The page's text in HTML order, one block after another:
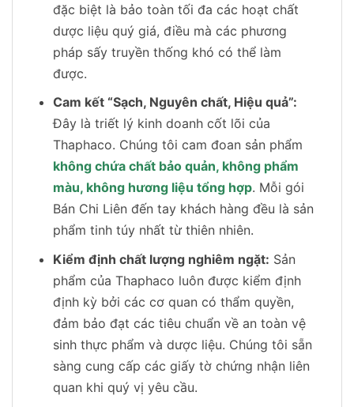
đặc biệt là bảo toàn tối đa các hoạt chất
dược liệu quý giá, điều mà các phương
pháp sấy truyền thống khó có thể làm
được.
Cam kết “Sạch, Nguyên chất, Hiệu quả”:
Đây là triết lý kinh doanh cốt lõi của
Thaphaco. Chúng tôi cam đoan sản phẩm
không chứa chất bảo quản, không phẩm
màu, không hương liệu tổng hợp. Mỗi gói
Bán Chi Liên đến tay khách hàng đều là sản
phẩm tinh túy nhất từ thiên nhiên.
Kiểm định chất lượng nghiêm ngặt: Sản
phẩm của Thaphaco luôn được kiểm định
định kỳ bởi các cơ quan có thẩm quyền,
đảm bảo đạt các tiêu chuẩn về an toàn vệ
sinh thực phẩm và dược liệu. Chúng tôi sẵn
sàng cung cấp các giấy tờ chứng nhận liên
quan khi quý vị yêu cầu.